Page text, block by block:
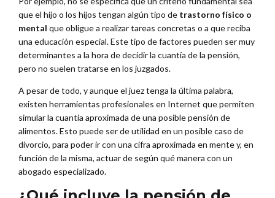
que el hijo o los hijos tengan algún tipo de trastorno físico o
mental que obligue a realizar tareas concretas o a que reciba
una educación especial. Este tipo de factores pueden ser muy
determinantes a la hora de decidir la cuantía de la pensión,
pero no suelen tratarse en los juzgados.
A pesar de todo, y aunque el juez tenga la última palabra,
existen herramientas profesionales en Internet que permiten
simular la cuantía aproximada de una posible pensión de
alimentos. Esto puede ser de utilidad en un posible caso de
divorcio, para poder ir con una cifra aproximada en mente y, en
función de la misma, actuar de según qué manera con un
abogado especializado.